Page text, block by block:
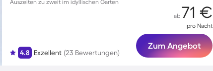
Auszeiten zu zweit im idyllischen Garten
4.8 Exzellent (23 Bewertungen)
ab 71 €
pro Nacht
Zum Angebot